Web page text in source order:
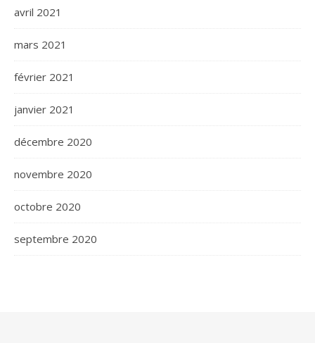
avril 2021
mars 2021
février 2021
janvier 2021
décembre 2020
novembre 2020
octobre 2020
septembre 2020